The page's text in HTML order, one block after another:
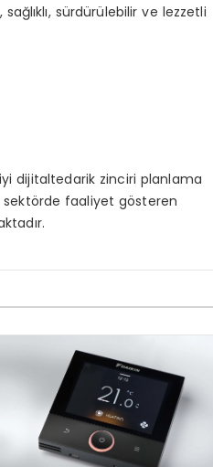
sağlıklı, sürdürülebilir ve lezzetli
iyi dijitaltedarik zinciri planlama
sektörde faaliyet gösteren
.